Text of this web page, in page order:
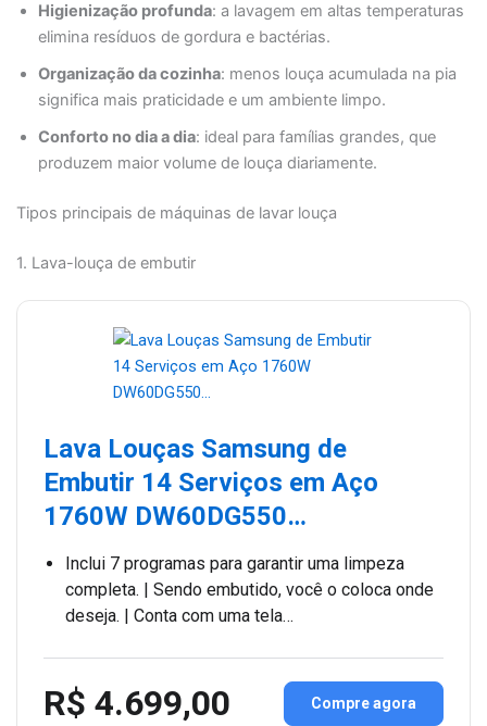
Higienização profunda: a lavagem em altas temperaturas
elimina resíduos de gordura e bactérias.
Organização da cozinha: menos louça acumulada na pia
significa mais praticidade e um ambiente limpo.
Conforto no dia a dia: ideal para famílias grandes, que
produzem maior volume de louça diariamente.
Tipos principais de máquinas de lavar louça
1. Lava-louça de embutir
Lava Louças Samsung de
Embutir 14 Serviços em Aço
1760W DW60DG550…
Inclui 7 programas para garantir uma limpeza
completa. | Sendo embutido, você o coloca onde
deseja. | Conta com uma tela…
R$ 4.699,00 Compre agora